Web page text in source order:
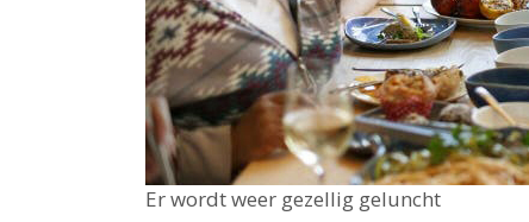
Er wordt weer gezellig geluncht